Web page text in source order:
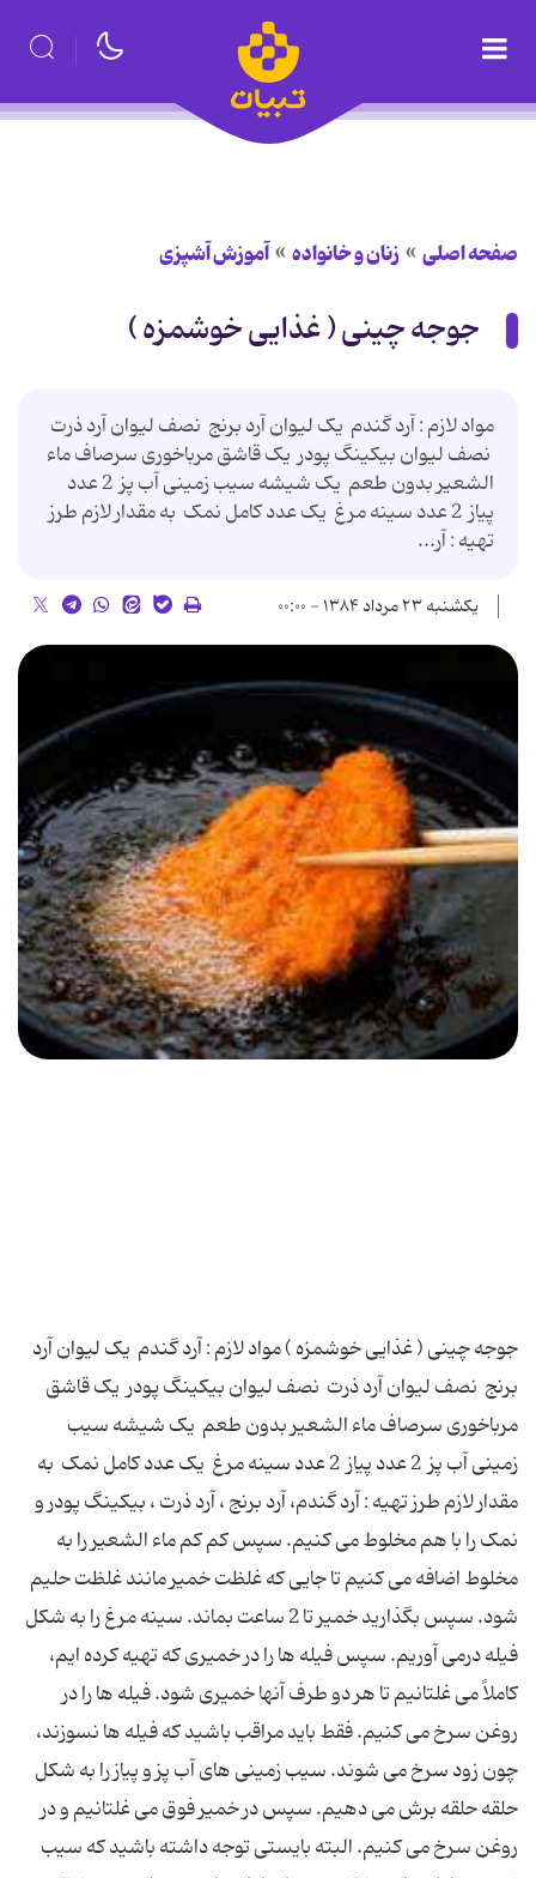
صفحه اصلی زنان و خانواده آموزش آشپزی
جوجه چینی ( غذایی خوشمزه )
مواد لازم : آرد گندم یک لیوان آرد برنج نصف لیوان آرد ذرت
نصف لیوان بیکینگ پودر یک قاشق مرباخوری سرصاف ماء
الشعیر بدون طعم یک شیشه سیب زمینی آب پز 2 عدد
پیاز 2 عدد سینه مرغ یک عدد کامل نمک به مقدار لازم طرز
تهیه : آر...
یکشنبه ۲۳ مرداد ۱۳۸۴ - ۰۰:۰۰
جوجه چینی ( غذایی خوشمزه ) مواد لازم : آرد گندم یک لیوان آرد
برنج نصف لیوان آرد ذرت نصف لیوان بیکینگ پودر یک قاشق
مرباخوری سرصاف ماء الشعیر بدون طعم یک شیشه سیب
زمینی آب پز 2 عدد پیاز 2 عدد سینه مرغ یک عدد کامل نمک به
مقدار لازم طرز تهیه : آرد گندم، آرد برنج ، آرد ذرت ، بیکینگ پودر و
نمک را با هم مخلوط می کنیم. سپس کم کم ماء الشعیر را به
مخلوط اضافه می کنیم تا جایی که غلظت خمیر مانند غلظت حلیم
شود. سپس بگذارید خمیر تا 2 ساعت بماند. سینه مرغ را به شکل
فیله درمی آوریم. سپس فیله ها را در خمیری که تهیه کرده ایم،
کاملاً می غلتانیم تا هر دو طرف آنها خمیری شود. فیله ها را در
روغن سرخ می کنیم. فقط باید مراقب باشید که فیله ها نسوزند،
چون زود سرخ می شوند. سیب زمینی های آب پز و پیاز را به شکل
حلقه حلقه برش می دهیم. سپس در خمیر فوق می غلتانیم و در
روغن سرخ می کنیم. البته بایستی توجه داشته باشید که سیب